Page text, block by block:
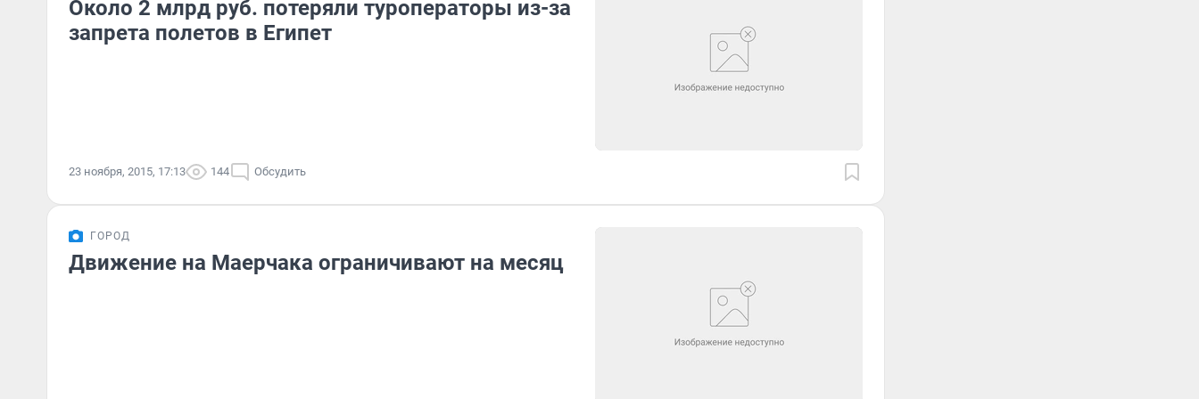
Около 2 млрд руб. потеряли туроператоры из-за
запрета полетов в Египет
23 ноября, 2015, 17:13 144 Обсудить
ГОРОД
Движение на Маерчака ограничивают на месяц